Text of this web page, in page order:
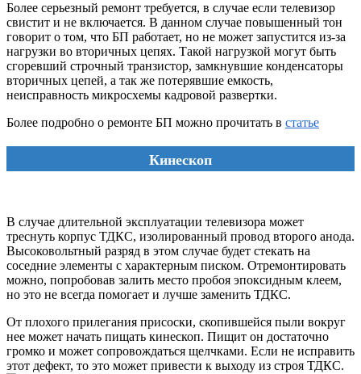
Более серьезный ремонт требуется, в случае если телевизор
свистит и не включается. В данном случае повышенный тон
говорит о том, что БП работает, но не может запустится из-за
нагрузки во вторичных цепях. Такой нагрузкой могут быть
сгоревший строчный транзистор, замкнувшие конденсаторы
вторичных цепей, а так же потерявшие емкость,
неисправность микросхемы кадровой развертки.
Более подробно о ремонте БП можно прочитать в статье
Кинескоп
В случае длительной эксплуатации телевизора может
треснуть корпус ТДКС, изолированный провод второго анода.
Высоковольтный разряд в этом случае будет стекать на
соседние элементы с характерным писком. Отремонтировать
можно, попробовав залить место пробоя эпоксидным клеем,
но это не всегда помогает и лучше заменить ТДКС.
От плохого прилегания присоски, скопившейся пыли вокруг
нее может начать пищать кинескоп. Пищит он достаточно
громко и может сопровождаться щелчками. Если не исправить
этот дефект, то это может привести к выходу из строя ТДКС.